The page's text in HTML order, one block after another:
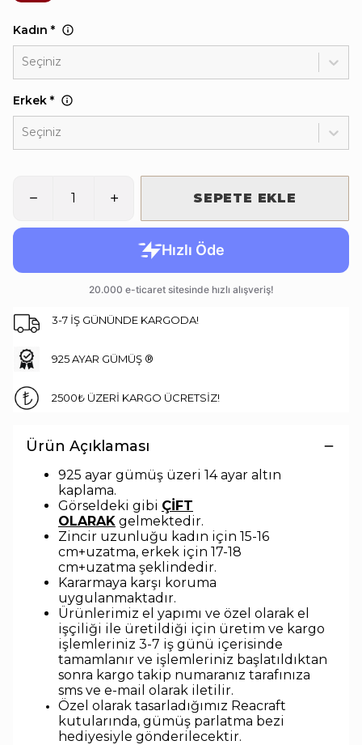
Kadın *
Seçiniz
Erkek *
Seçiniz
SEPETE EKLE
3-7 İŞ GÜNÜNDE KARGODA!
925 AYAR GÜMÜŞ ®
2500₺ ÜZERİ KARGO ÜCRETSİZ!
Ürün Açıklaması
925 ayar gümüş üzeri 14 ayar altın
kaplama.
Görseldeki gibi ÇİFT
OLARAK gelmektedir.
Zincir uzunluğu kadın için 15-16
cm+uzatma, erkek için 17-18
cm+uzatma şeklindedir.
Kararmaya karşı koruma
uygulanmaktadır.
Ürünlerimiz el yapımı ve özel olarak el
işçiliği ile üretildiği için üretim ve kargo
işlemleriniz 3-7 iş günü içerisinde
tamamlanır ve işlemleriniz başlatıldıktan
sonra kargo takip numaranız tarafınıza
sms ve e-mail olarak iletilir.
Özel olarak tasarladığımız Reacraft
kutularında, gümüş parlatma bezi
hediyesiyle gönderilecektir.